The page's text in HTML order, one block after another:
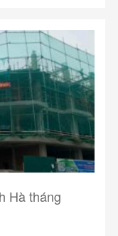
Hà tháng